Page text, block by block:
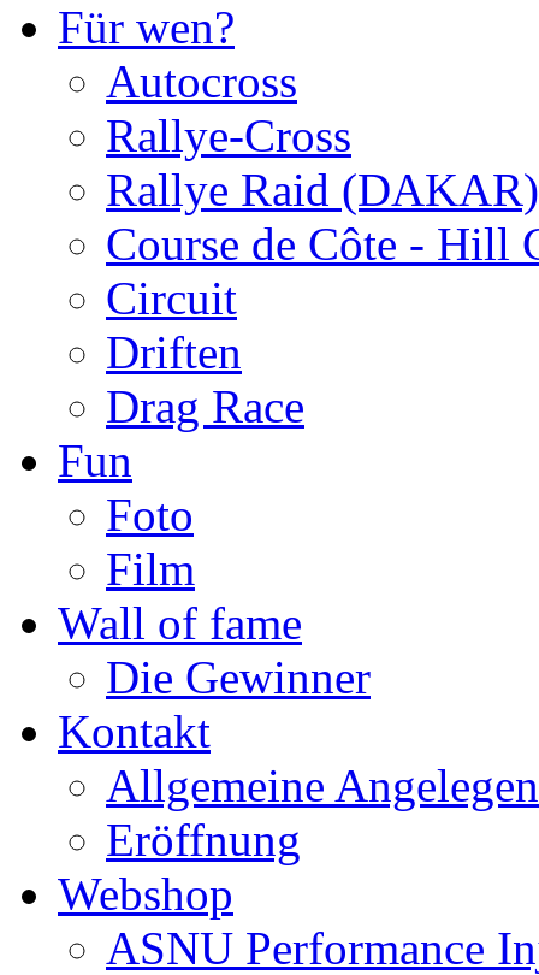
Für wen?
Autocross
Rallye-Cross
Rallye Raid (DAKAR)
Course de Côte - Hill
Circuit
Driften
Drag Race
Fun
Foto
Film
Wall of fame
Die Gewinner
Kontakt
Allgemeine
Eröffnung
Webshop
ASNU Performance